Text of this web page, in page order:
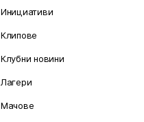
Инициативи
Клипове
Клубни новини
Лагери
Мачове